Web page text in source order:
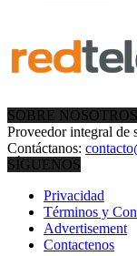
SOBRE NOSOTROS
Proveedor integral de
Contáctanos:
SÍGUENOS
Privacidad
Términos y
Advertisement
Contactenos